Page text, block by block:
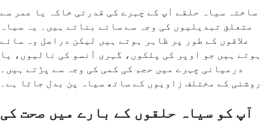
ساختہ سیاہ حلقے آپ کے چہرے کی قدرتی خاکہ یا عمر سے
متعلق تبدیلیوں کی وجہ سے سائے بناتے ہیں۔ یہ سیاہ
علاقوں کے طور پر ظاہر ہوتے ہیں لیکن دراصل وہ سائے
ہوتے ہیں جو اوپر کی پلکوں، گہری آنسو کی نالیوں، یا
درمیانی چہرے میں حجم کی کمی کی وجہ سے پڑتے ہیں۔
روشنی کے مختلف زاویوں کے ساتھ سیاہ پن بدل جاتا ہے۔
آپ کو سیاہ حلقوں کے بارے میں صحت کی